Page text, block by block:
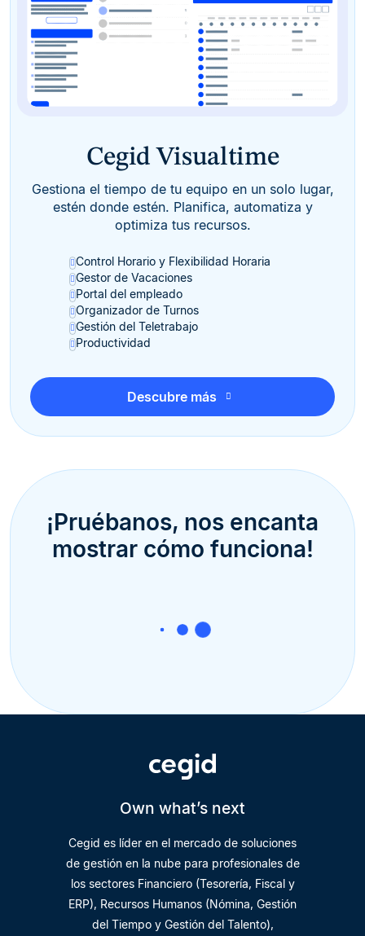
Cegid Visualtime
Gestiona el tiempo de tu equipo en un solo lugar,
estén donde estén. Planifica, automatiza y
optimiza tus recursos.
Control Horario y Flexibilidad Horaria
Gestor de Vacaciones
Portal del empleado
Organizador de Turnos
Gestión del Teletrabajo
Productividad
Descubre más
¡Pruébanos, nos encanta
mostrar cómo funciona!
Own what’s next
Cegid es líder en el mercado de soluciones
de gestión en la nube para profesionales de
los sectores Financiero (Tesorería, Fiscal y
ERP), Recursos Humanos (Nómina, Gestión
del Tiempo y Gestión del Talento),